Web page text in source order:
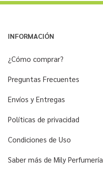
INFORMACIÓN
¿Cómo comprar?
Preguntas Frecuentes
Envíos y Entregas
Políticas de privacidad
Condiciones de Uso
Saber más de Mily Perfumería